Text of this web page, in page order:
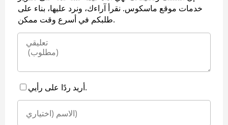
خدمات موقع ماسكوس. نقرأ آراءك، ونرد عليها، بناء على
طلبكم في أسرع وقت ممكن.
أريد ردًا على رأيي.